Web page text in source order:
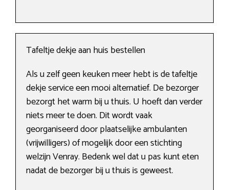
Tafeltje dekje aan huis bestellen
Als u zelf geen keuken meer hebt is de tafeltje
dekje service een mooi alternatief. De bezorger
bezorgt het warm bij u thuis. U hoeft dan verder
niets meer te doen. Dit wordt vaak
georganiseerd door plaatselijke ambulanten
(vrijwilligers) of mogelijk door een stichting
welzijn Venray. Bedenk wel dat u pas kunt eten
nadat de bezorger bij u thuis is geweest.